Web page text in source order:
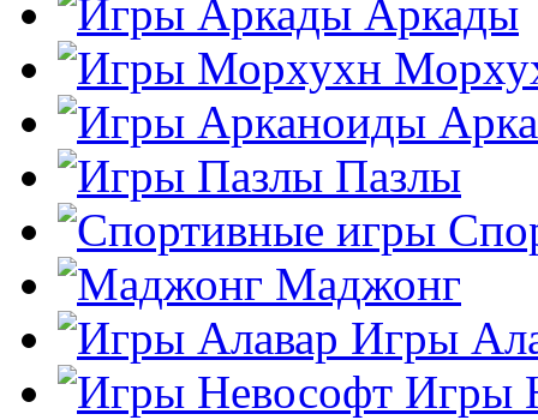
Аркады
Пазлы
Маджонг
Игры
Игры